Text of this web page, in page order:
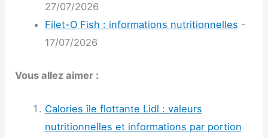
27/07/2026
Filet-O Fish : informations nutritionnelles -
17/07/2026
Vous allez aimer :
Calories île flottante Lidl : valeurs
nutritionnelles et informations par portion